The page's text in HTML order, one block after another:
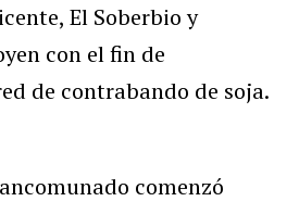
El Soberbio y
con el fin de
de contrabando de soja.
comenzó